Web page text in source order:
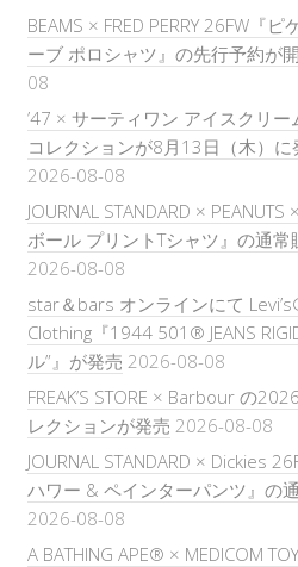
BEAMS × FRED PERRY 26FW『ピ
ーブ ポロシャツ』の先行予約が
08
’47 × サーティワン アイスクリー
コレクションが8月13日（木）に
2026-08-08
JOURNAL STANDARD ×
ボール プリントTシャツ』の通常
2026-08-08
star＆bars オンラインにて
Clothing『1944 501® JEANS
ル”』が発売 2026-08-08
FREAK’S STORE × Barbour の
レクションが発売 2026-08-08
JOURNAL STANDARD × Dickies
ハワー & ペインターパンツ』の
2026-08-08
A BATHING APE® × MEDICOM